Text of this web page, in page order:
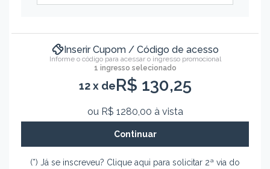
Inserir Cupom / Código de acesso
Informe o código para acessar o ingresso promocional
1 ingresso selecionado
12 x deR$ 130,25
ou R$ 1280,00 à vista
(*) Já se inscreveu? Clique aqui para solicitar 2ª via do